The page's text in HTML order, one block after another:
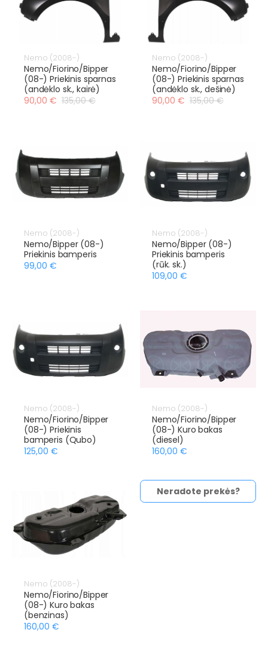
Nemo (2008-)
Nemo/Fiorino/Bipper
(08-) Priekinis sparnas
(andėklo sk., kairė)
90,00 € 135,00 €
Nemo (2008-)
Nemo/Fiorino/Bipper
(08-) Priekinis sparnas
(andėklo sk., dešinė)
90,00 € 135,00 €
Nemo (2008-)
Nemo/Bipper (08-)
Priekinis bamperis
99,00 €
Nemo (2008-)
Nemo/Bipper (08-)
Priekinis bamperis
(rūk. sk.)
109,00 €
Nemo (2008-)
Nemo/Fiorino/Bipper
(08-) Priekinis
bamperis (Qubo)
125,00 €
Nemo (2008-)
Nemo/Fiorino/Bipper
(08-) Kuro bakas
(diesel)
160,00 €
Nemo (2008-)
Nemo/Fiorino/Bipper
(08-) Kuro bakas
(benzinas)
160,00 €
Neradote prekės?